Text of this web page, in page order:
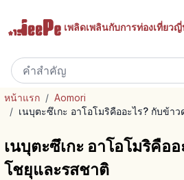
เพลิดเพลินกับการท่องเที่ยว
หน้าแรก / Aomori
/ เนบุตะซึเกะ อาโอโมริคืออะไร? กับข้า
เนบุตะซึเกะ อาโอโมริคือ
โชยุและรสชาติ